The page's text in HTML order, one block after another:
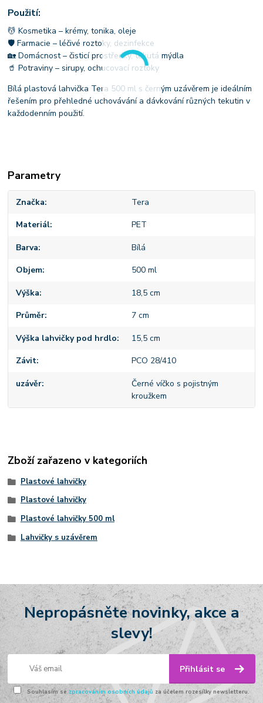
Použití:
💆 Kosmetika – krémy, tonika, oleje
🛡 Farmacie – léčivé roztoky, dezinfekce
🏡 Domácnost – čisticí prostředky, tekutá mýdla
🥤 Potraviny – sirupy, ochucovací roztoky
Bílá plastová lahvička Tera 500 ml s černým uzávěrem je ideálním
řešením pro přehledné uchovávání a dávkování různých tekutin v
každodenním použití.
Parametry
Značka Tera
Materiál PET
Barva Bílá
Objem 500 ml
Výška 18,5 cm
Průměr 7 cm
Výška lahvičky pod hrdlo 15,5 cm
Závit PCO 28/410
uzávěr
Černé víčko s pojistným
kroužkem
Zboží zařazeno v kategoriích
Plastové lahvičky
Plastové lahvičky
Plastové lahvičky 500 ml
Lahvičky s uzávěrem
Nepropásněte novinky, akce a
slevy!
Přihlásit se
Souhlasím se zpracováním osobních údajů za účelem rozesílky newsletteru.